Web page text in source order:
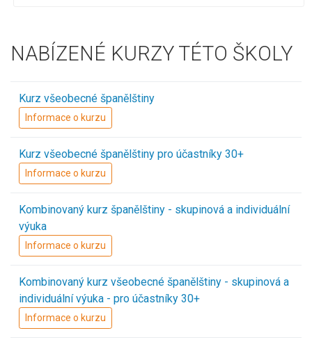
NABÍZENÉ KURZY TÉTO ŠKOLY
Kurz všeobecné španělštiny
Informace o kurzu
Kurz všeobecné španělštiny pro účastníky 30+
Informace o kurzu
Kombinovaný kurz španělštiny - skupinová a individuální
výuka
Informace o kurzu
Kombinovaný kurz všeobecné španělštiny - skupinová a
individuální výuka - pro účastníky 30+
Informace o kurzu